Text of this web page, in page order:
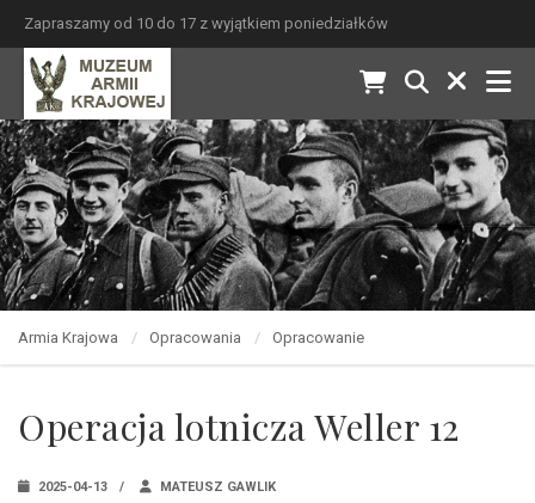
Zapraszamy od 10 do 17 z wyjątkiem poniedziałków
Armia Krajowa Opracowania Opracowanie
Operacja lotnicza Weller 12
2025-04-13 MATEUSZ GAWLIK